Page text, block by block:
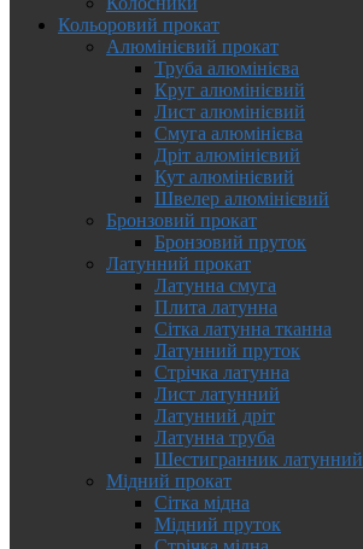
Кольоровий прокат
Алюмінієвий прокат
Труба алюмінієва
Круг алюмінієвий
Лист алюмінієвий
Смуга алюмінієва
Дріт алюмінієвий
Кут алюмінієвий
Швелер алюмінієвий
Бронзовий прокат
Бронзовий пруток
Латунний прокат
Латунна смуга
Плита латунна
Сітка латунна тканна
Латунний пруток
Стрічка латунна
Лист латунний
Латунний дріт
Латунна труба
Шестигранник латунний
Мідний прокат
Сітка мідна
Мідний пруток